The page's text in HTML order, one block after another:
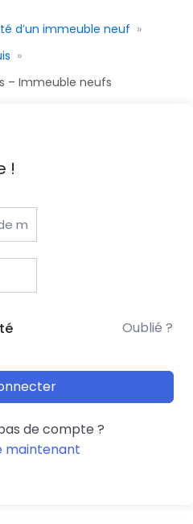
d’un immeuble neuf
– Immeuble neufs
!
Oublié ?
de compte ?
maintenant